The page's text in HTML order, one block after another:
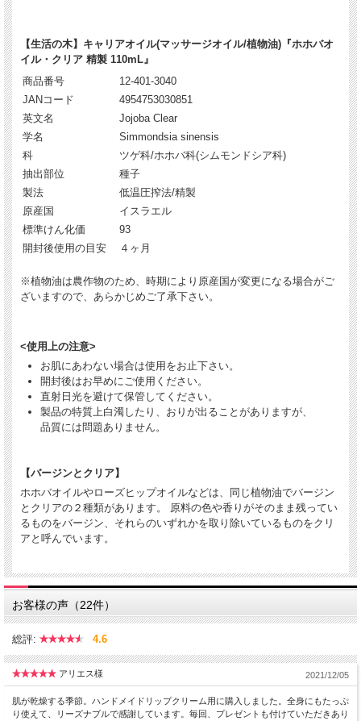
【生活の木】キャリアオイル(マッサージオイル/植物油)『ホホバオ
イル・クリア 精製 110mL』
商品番号
12-401-3040
JANコード
4954753030851
英文名
Jojoba Clear
学名
Simmondsia sinensis
科
ツゲ科/ホホバ科(シムモンドシア科)
抽出部位
種子
製法
低温圧搾法/精製
原産国
イスラエル
標準けん化価
93
開封後使用の目安
４ヶ月
※植物油は農作物のため、時期により原産国が変更になる場合がご
ざいますので、あらかじめご了承下さい。
<使用上の注意>
お肌にあわない場合は使用をお止下さい。
開封後はお早めにご使用ください。
直射日光を避けて保管してください。
製品の特質上白濁したり、おりが出ることがありますが、
品質には問題ありません。
【バージンとクリア】
ホホバオイルやローズヒップオイルなどは、同じ植物油でバージン
とクリアの２種類があります。 原料の色や香りがそのまま残ってい
るものをバージン、それらのいずれかを取り除いているものをクリ
アと呼んでいます。
お客様の声（22件）
総評: 4.6
アリエス様 2021/12/05
肌が乾燥する季節。ハンドメイドリップクリーム用に購入しました。全身にもたっぷ
り使えて、リーズナブルで感謝しています。毎回、プレゼントも付けていただきあり